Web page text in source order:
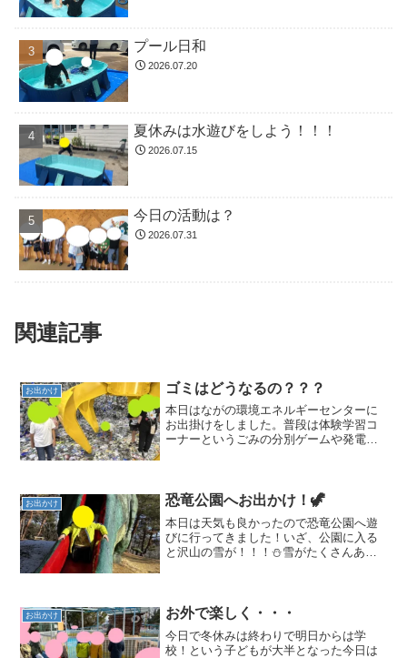
プール日和
2026.07.20
夏休みは水遊びをしよう！！！
2026.07.15
今日の活動は？
2026.07.31
関連記事
お出かけ ゴミはどうなるの？？？
本日はながの環境エネルギーセンターに
お出掛けをしました。普段は体験学習コ
ーナーというごみの分別ゲームや発電ゲ
た！！！普段入ることがで...
お出かけ 恐竜公園へお出かけ！🦖
本日は天気も良かったので恐竜公園へ遊
びに行ってきました！いざ、公園に入る
と沢山の雪が！！！⛄雪がたくさんあっ
していると様々な恐竜が...
お出かけ お外で楽しく・・・
今日で冬休みは終わりで明日からは学
校！という子どもが大半となった今日は